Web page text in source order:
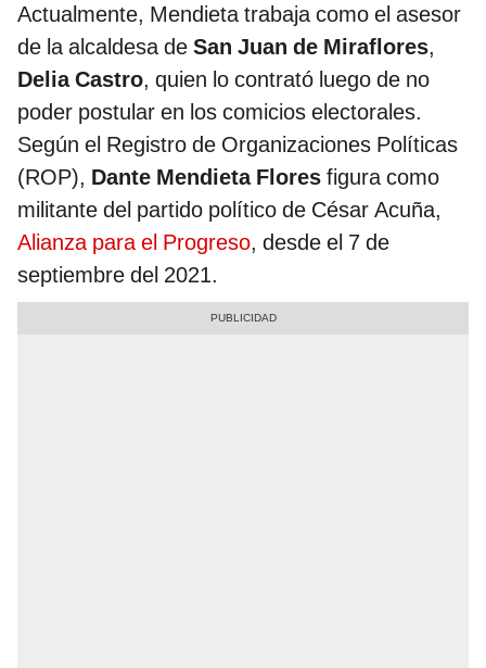
Actualmente, Mendieta trabaja como el asesor
de la alcaldesa de San Juan de Miraflores,
Delia Castro, quien lo contrató luego de no
poder postular en los comicios electorales.
Según el Registro de Organizaciones Políticas
(ROP), Dante Mendieta Flores figura como
militante del partido político de César Acuña,
Alianza para el Progreso, desde el 7 de
septiembre del 2021.